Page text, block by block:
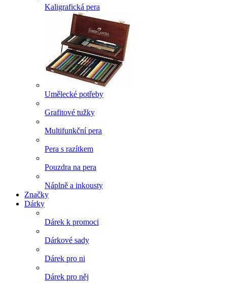
Kaligrafická pera
Umělecké potřeby
Grafitové tužky
Multifunkční pera
Pera s razítkem
Pouzdra na pera
Náplně a inkousty
Značky
Dárky
Dárek k promoci
Dárkové sady
Dárek pro ni
Dárek pro něj